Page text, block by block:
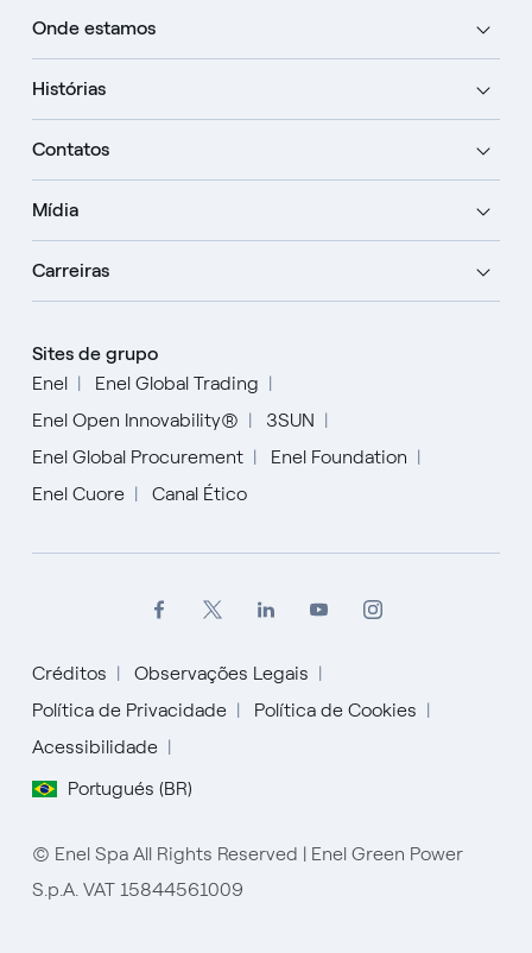
Onde estamos
Histórias
Contatos
Mídia
Carreiras
Sites de grupo
Enel
Enel Global Trading
Enel Open Innovability®
3SUN
Enel Global Procurement
Enel Foundation
Enel Cuore
Canal Ético
Créditos
Observações Legais
Política de Privacidade
Política de Cookies
Acessibilidade
Portugués (BR)
English
Español
Italiano
Portugués (BR)
© Enel Spa All Rights Reserved | Enel Green Power
S.p.A. VAT 15844561009